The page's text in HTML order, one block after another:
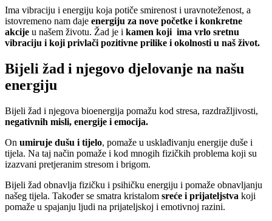
Ima vibraciju i energiju koja potiče smirenost i uravnoteženost, a
istovremeno nam daje energiju za nove početke i konkretne
akcije u našem životu. Žad je i kamen koji ima vrlo sretnu
vibraciju i koji privlači pozitivne prilike i okolnosti u naš život.
Bijeli žad i njegovo djelovanje na našu
energiju
Bijeli žad i njegova bioenergija pomažu kod stresa, razdražljivosti,
negativnih misli, energije i emocija.
On umiruje dušu i tijelo, pomaže u usklađivanju energije duše i
tijela. Na taj način pomaže i kod mnogih fizičkih problema koji su
izazvani pretjeranim stresom i brigom.
Bijeli žad obnavlja fizičku i psihičku energiju i pomaže obnavljanju
našeg tijela. Također se smatra kristalom sreće i prijateljstva koji
pomaže u spajanju ljudi na prijateljskoj i emotivnoj razini.